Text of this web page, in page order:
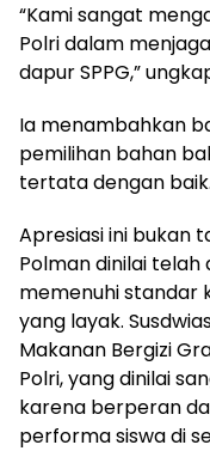
“Kami sangat
Polri dalam
dapur SPPG,”
Ia menambahkan
pemilihan bahan
tertata dengan baik.
Apresiasi ini bukan
Polman dinilai
memenuhi standar
yang layak.
Makanan Bergizi
Polri, yang dinilai
karena berperan
performa siswa di